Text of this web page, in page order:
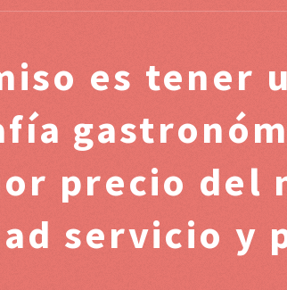
es tener
precio del
servicio y